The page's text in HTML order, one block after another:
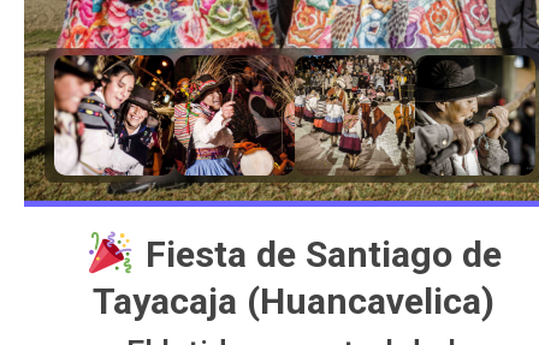
Fiesta de Santiago de
Tayacaja (Huancavelica)